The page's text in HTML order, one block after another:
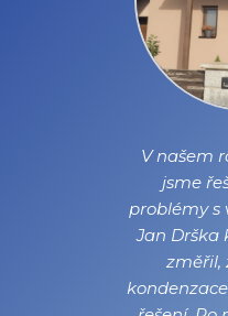
V našem
jsme
problémy s
Jan Drška
změřil,